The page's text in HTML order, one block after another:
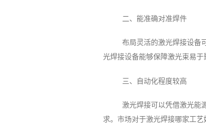
二、能准确对准焊件
布局灵活的激光焊接设备
光焊接设备能够保障激光束易于
三、自动化程度较高
激光焊接可以凭借激光能
求。市场对于激光焊接哪家工艺